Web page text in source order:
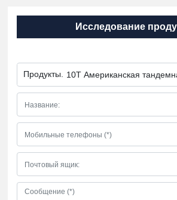
Исследование
Продукты. 10T Американская